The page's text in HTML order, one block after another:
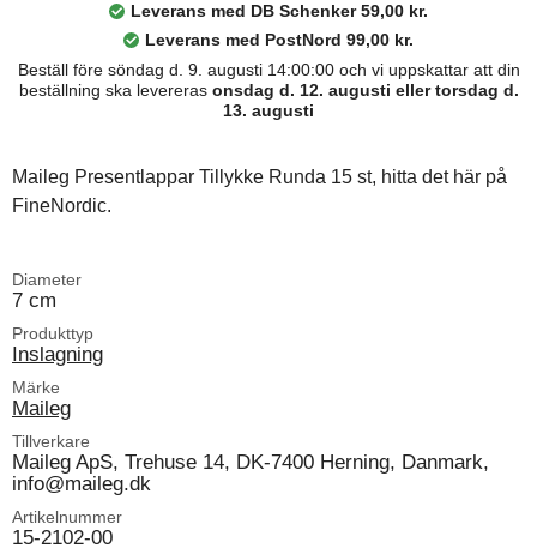
Leverans med DB Schenker 59,00 kr.
Leverans med PostNord 99,00 kr.
Beställ före söndag d. 9. augusti 14:00:00 och vi uppskattar att din
beställning ska levereras onsdag d. 12. augusti eller torsdag d.
13. augusti
Maileg Presentlappar Tillykke Runda 15 st, hitta det här på
FineNordic.
Diameter
7 cm
Produkttyp
Inslagning
Märke
Maileg
Tillverkare
Maileg ApS, Trehuse 14, DK-7400 Herning, Danmark,
info@maileg.dk
Artikelnummer
15-2102-00